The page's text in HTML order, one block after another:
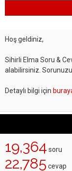
Hoş geldiniz,
Sihirli Elma Soru &
alabilirsiniz. Sorunuzu
Detaylı bilgi için
19,364 soru
22,785 cevap